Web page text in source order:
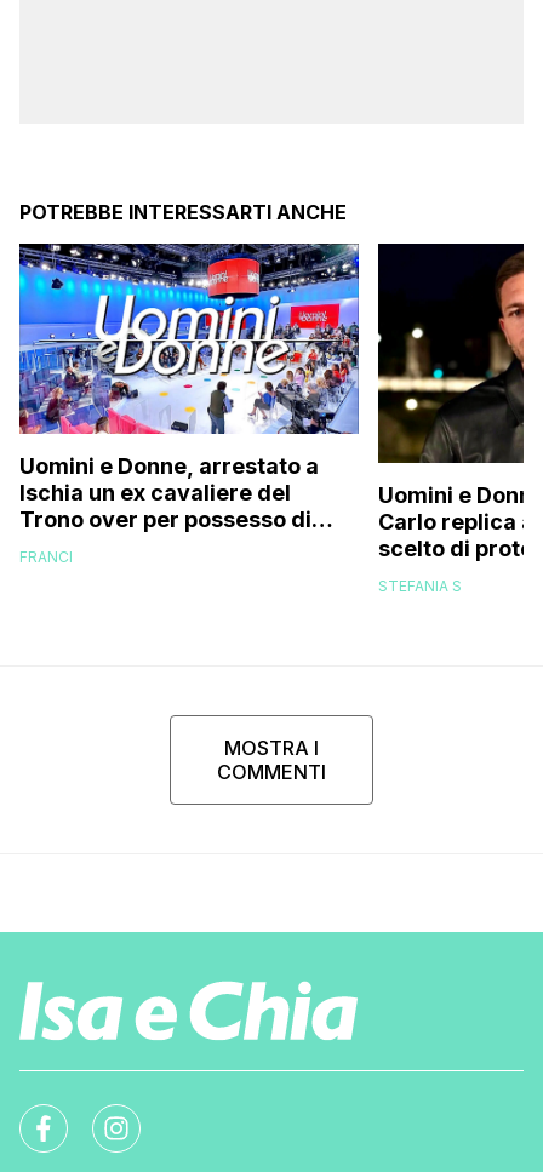
POTREBBE INTERESSARTI ANCHE
Uomini e Donne, arrestato a
Ischia un ex cavaliere del
Trono over per possesso di
documenti falsi e truffa
FRANCI
Uomini e
Carlo replica
scelto di
di mio figlio
STEFANIA S
MOSTRA I
COMMENTI